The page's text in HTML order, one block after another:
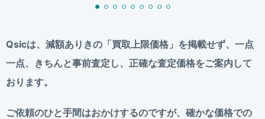
Qsicは、減額ありきの「買取上限価格」を掲載せず、 一点
一点、きちんと事前査定し、正確な査定価格をご案内して
おります。
ご依頼のひと手間はおかけするのですが、 確かな価格での